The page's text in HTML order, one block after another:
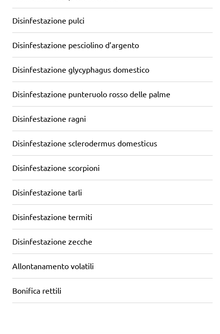
Disinfestazione pulci
Disinfestazione pesciolino d’argento
Disinfestazione glycyphagus domestico
Disinfestazione punteruolo rosso delle palme
Disinfestazione ragni
Disinfestazione sclerodermus domesticus
Disinfestazione scorpioni
Disinfestazione tarli
Disinfestazione termiti
Disinfestazione zecche
Allontanamento volatili
Bonifica rettili